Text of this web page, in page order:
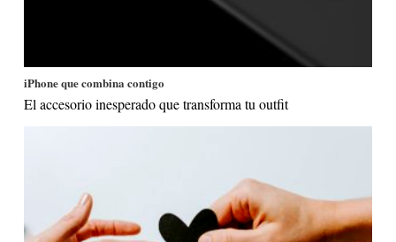
iPhone que combina contigo
El accesorio inesperado que transforma tu outfit